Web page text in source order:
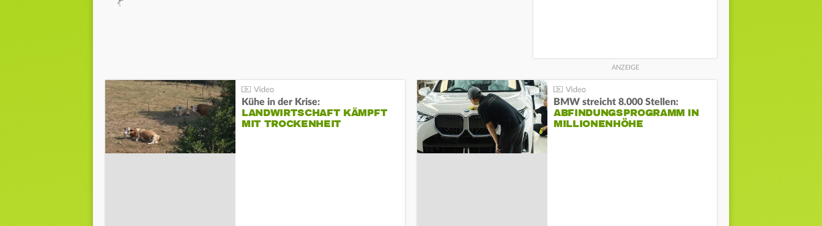
Kühe in der Krise:
LANDWIRTSCHAFT KÄMPFT
MIT TROCKENHEIT
BMW streicht 8.000 Stellen:
ABFINDUNGSPROGRAMM IN
MILLIONENHÖHE